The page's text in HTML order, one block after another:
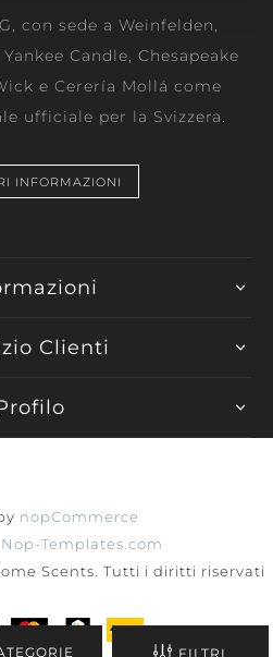
FILTRI
con sede a Weinfelden,
Candle, Chesapeake
e Cerería Mollá come
ufficiale per la Svizzera.
INFORMAZIONI
Clienti
nopCommerce
Nop-Templates.com
Scents. Tutti i diritti riservati